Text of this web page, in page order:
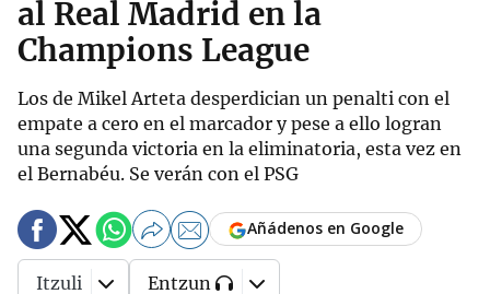
al Real Madrid en la
Champions League
Los de Mikel Arteta desperdician un penalti con el
empate a cero en el marcador y pese a ello logran
una segunda victoria en la eliminatoria, esta vez en
el Bernabéu. Se verán con el PSG
Añádenos en Google
Itzuli Entzun